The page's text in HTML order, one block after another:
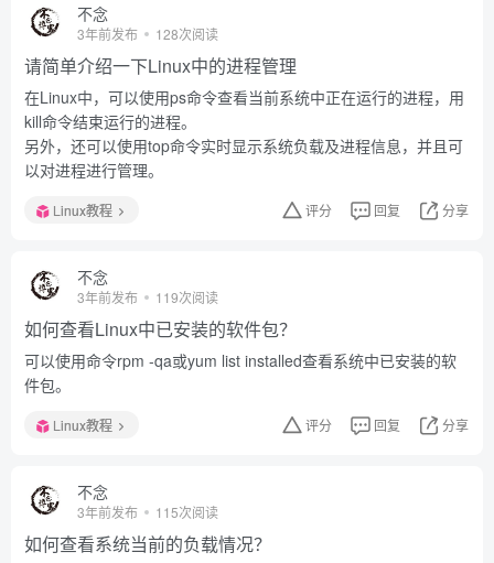
不念
3年前发布 128次阅读
请简单介绍一下Linux中的进程管理
在Linux中，可以使用ps命令查看当前系统中正在运行的进程，用
kill命令结束运行的进程。
另外，还可以使用top命令实时显示系统负载及进程信息，并且可
以对进程进行管理。
Linux教程 评分 回复 分享
不念
3年前发布 119次阅读
如何查看Linux中已安装的软件包？
可以使用命令rpm -qa或yum list installed查看系统中已安装的软
件包。
Linux教程 评分 回复 分享
不念
3年前发布 115次阅读
如何查看系统当前的负载情况？